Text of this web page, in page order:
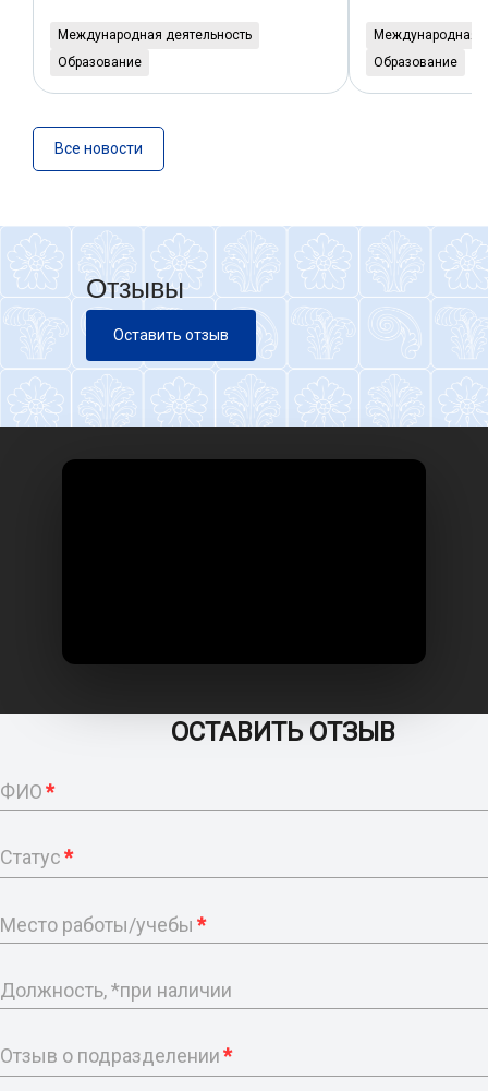
Международная деятельность
Образование
Международная
Образование
Все новости
Отзывы
Оставить отзыв
ОСТАВИТЬ ОТЗЫВ
ФИО*
Статус*
Место работы/учебы *
Должность, *при наличии
Отзыв о подразделении*